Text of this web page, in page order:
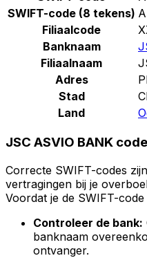
SWIFT-code (8 tekens)
Filiaalcode
Banknaam
Filiaalnaam
Adres
Stad
Land
JSC ASVIO BANK
Correcte SWIFT-codes
vertragingen bij je
Voordat je de SWIFT-
Controleer de bank:
banknaam
ontvanger.